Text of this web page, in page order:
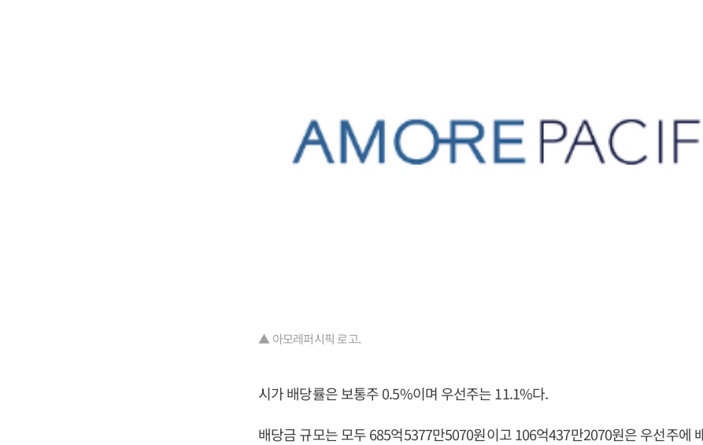
▲ 아모레퍼시픽 로고.
시가 배당률은 보통주 0.5%이며 우선주는 11.1%다.
배당금 규모는 모두 685억5377만5070원이고 106억437만2070원은 우선주에